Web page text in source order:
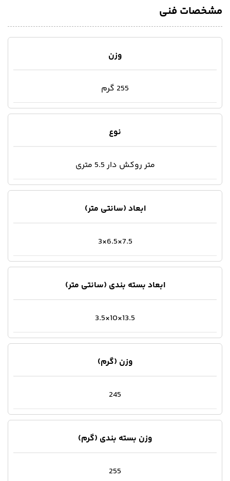
مشخصات فنی
وزن
255 گرم
نوع
متر روکش دار 5.5 متری
ابعاد (سانتی متر)
7.5×6.5×3
ابعاد بسته بندی (سانتی متر)
13.5×10×3.5
وزن (گرم)
245
وزن بسته بندی (گرم)
255